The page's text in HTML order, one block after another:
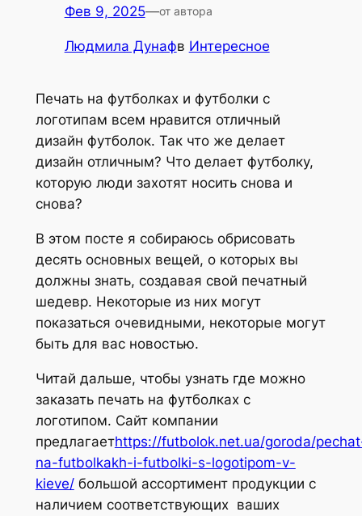
Фев 9, 2025—от автора
Людмила Дунафв Интересное
Печать на футболках и футболки с
логотипам всем нравится отличный
дизайн футболок. Так что же делает
дизайн отличным? Что делает футболку,
которую люди захотят носить снова и
снова?
В этом посте я собираюсь обрисовать
десять основных вещей, о которых вы
должны знать, создавая свой печатный
шедевр. Некоторые из них могут
показаться очевидными, некоторые могут
быть для вас новостью.
Читай дальше, чтобы узнать где можно
заказать печать на футболках с
логотипом. Сайт компании
предлагаетhttps://futbolok.net.ua/goroda/
na-futbolkakh-i-futbolki-s-logotipom-v-
kieve/большой ассортимент продукции с
наличием соответствующих ваших